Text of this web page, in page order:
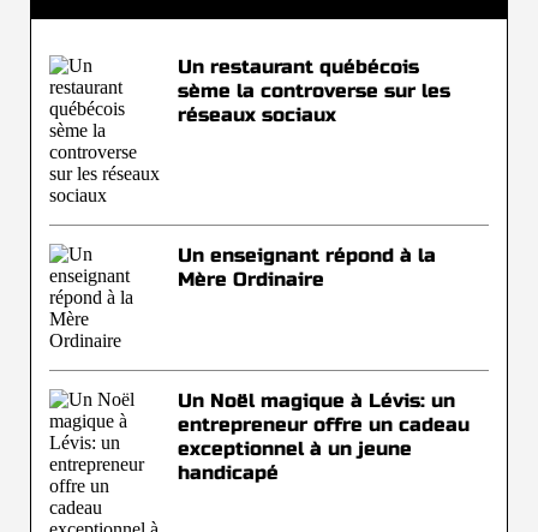
Un restaurant québécois
sème la controverse sur les
réseaux sociaux
Un enseignant répond à la
Mère Ordinaire
Un Noël magique à Lévis: un
entrepreneur offre un cadeau
exceptionnel à un jeune
handicapé